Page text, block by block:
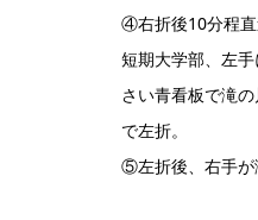
④右折後10分程
短期大学部、左
さい青看板で滝
で左折。
⑤左折後、右手が